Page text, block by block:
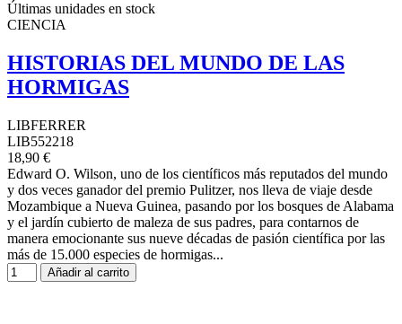
Últimas unidades en stock
CIENCIA
HISTORIAS DEL MUNDO DE LAS
HORMIGAS
LIBFERRER
LIB552218
18,90 €
Edward O. Wilson, uno de los científicos más reputados del mundo
y dos veces ganador del premio Pulitzer, nos lleva de viaje desde
Mozambique a Nueva Guinea, pasando por los bosques de Alabama
y el jardín cubierto de maleza de sus padres, para contarnos de
manera emocionante sus nueve décadas de pasión científica por las
más de 15.000 especies de hormigas...
Añadir al carrito